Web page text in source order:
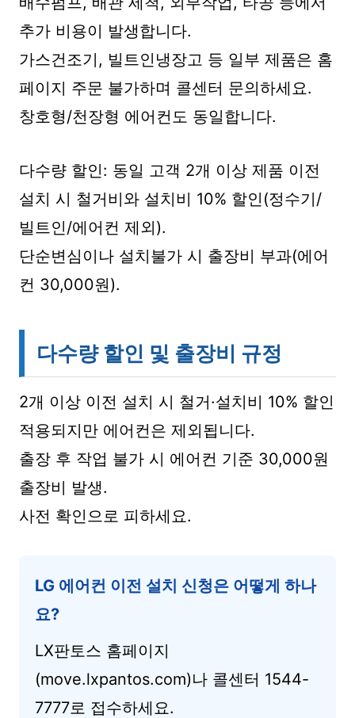
추가 비용이 발생합니다.
가스건조기, 빌트인냉장고 등 일부 제품은 홈
페이지 주문 불가하며 콜센터 문의하세요.
창호형/천장형 에어컨도 동일합니다.
다수량 할인: 동일 고객 2개 이상 제품 이전
설치 시 철거비와 설치비 10% 할인(정수기/
빌트인/에어컨 제외).
단순변심이나 설치불가 시 출장비 부과(에어
컨 30,000원).
다수량 할인 및 출장비 규정
2개 이상 이전 설치 시 철거·설치비 10% 할인
적용되지만 에어컨은 제외됩니다.
출장 후 작업 불가 시 에어컨 기준 30,000원
출장비 발생.
사전 확인으로 피하세요.
LG 에어컨 이전 설치 신청은 어떻게 하나
요?
LX판토스 홈페이지
(move.lxpantos.com)나 콜센터 1544-
7777로 접수하세요.